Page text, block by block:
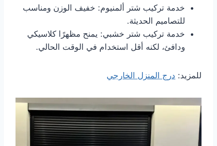
خدمة تركيب شتر ألمنيوم: خفيف الوزن ومناسب
للتصاميم الحديثة.
خدمة تركيب شتر خشبي: يمنح مظهرًا كلاسيكي
ودافئ، لكنه أقل استخدام في الوقت الحالي.
للمزيد: درج المنزل الخارجي